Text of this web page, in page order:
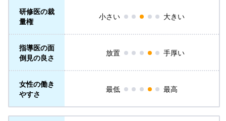
研修医の裁
量権
小さい 大きい
指導医の面
倒見の良さ
放置 手厚い
女性の働き
やすさ
最低 最高